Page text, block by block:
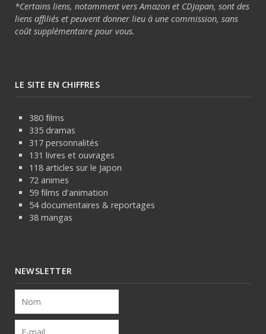
*Certains liens, notamment vers Amazon et CDJapan, sont des
liens affiliés et peuvent donner lieu à une commission, sans
coût supplémentaire pour vous.
LE SITE EN CHIFFRES
380 films
335 dramas
317 personnalités
131 livres et ouvrages
118 articles sur le Japon
72 animes
59 films d'animation
54 documentaires & reportages
38 mangas
NEWSLETTER